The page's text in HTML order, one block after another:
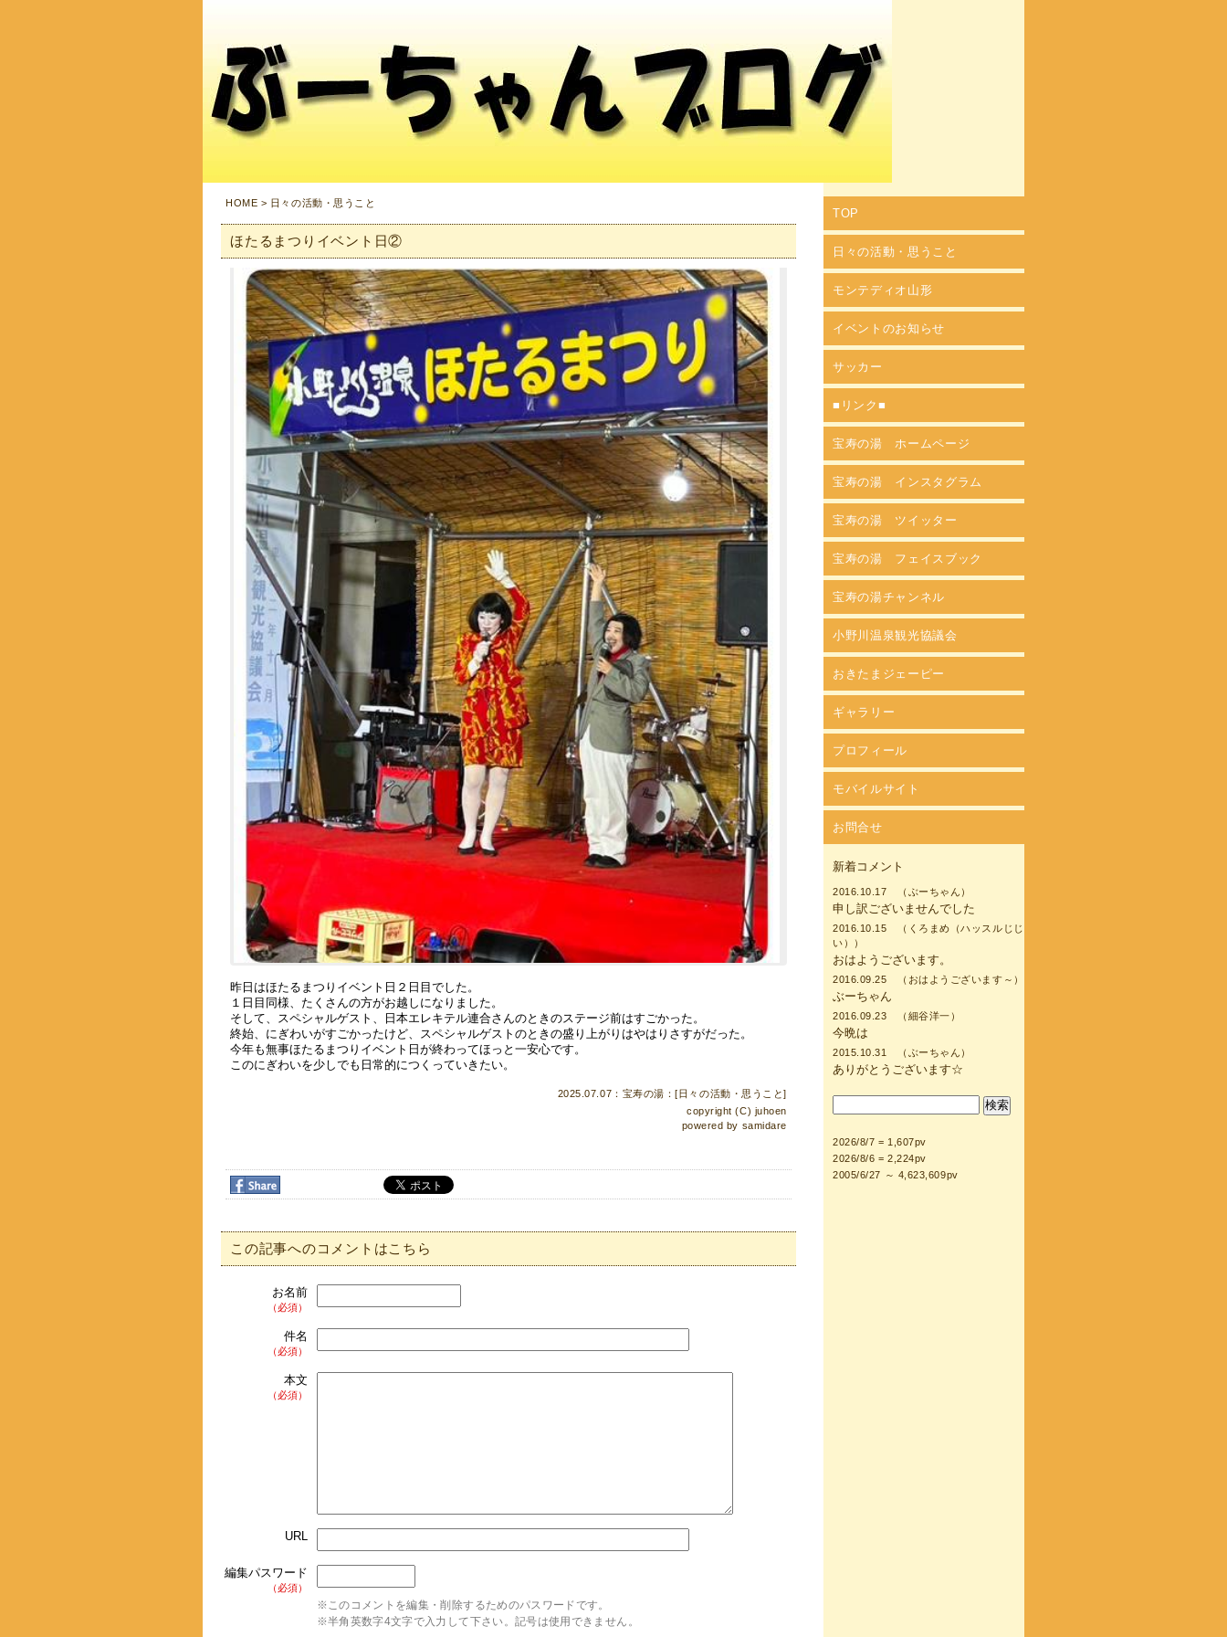
HOME > 日々の活動・思うこと
ほたるまつりイベント日②
昨日はほたるまつりイベント日２日目でした。
１日目同様、たくさんの方がお越しになりました。
そして、スペシャルゲスト、日本エレキテル連合さんのときのステージ前はすごかった。
終始、にぎわいがすごかったけど、スペシャルゲストのときの盛り上がりはやはりさすがだった。
今年も無事ほたるまつりイベント日が終わってほっと一安心です。
このにぎわいを少しでも日常的につくっていきたい。
2025.07.07：宝寿の湯：[ 日々の活動・思うこと]
copyright (C) juhoen
powered by samidare
この記事へのコメントはこちら
お名前
（必須）
件名
（必須）
本文
（必須）
URL
編集パスワード
（必須）
※このコメントを編集・削除するためのパスワードです。
※半角英数字4文字で入力して下さい。記号は使用できません。
TOP
日々の活動・思うこと
モンテディオ山形
イベントのお知らせ
サッカー
■リンク■
宝寿の湯 ホームページ
宝寿の湯 インスタグラム
宝寿の湯 ツイッター
宝寿の湯 フェイスブック
宝寿の湯チャンネル
小野川温泉観光協議会
おきたまジェーピー
ギャラリー
プロフィール
モバイルサイト
お問合せ
新着コメント
2016.10.17 （ぶーちゃん）
申し訳ございませんでした
2016.10.15 （くろまめ（ハッスルじじ
い））
おはようございます。
2016.09.25 （おはようございます～）
ぶーちゃん
2016.09.23 （細谷洋一）
今晩は
2015.10.31 （ぶーちゃん）
ありがとうございます☆
2026/8/7 = 1,607pv
2026/8/6 = 2,224pv
2005/6/27 ～ 4,623,609pv